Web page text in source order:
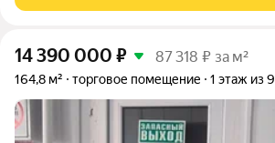
14 390 000 ₽ 87 318 ₽ за м²
164,8 м² торговое помещение 1 этаж из 9